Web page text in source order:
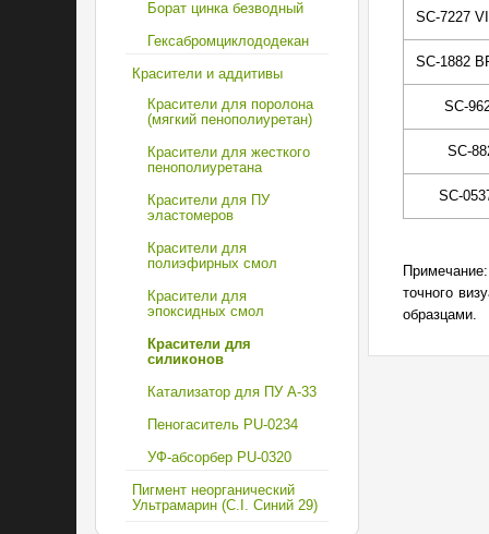
Борат цинка безводный
Гексабромциклододекан
Красители и аддитивы
Красители для поролона
(мягкий пенополиуретан)
Красители для жесткого
пенополиуретана
Красители для ПУ
эластомеров
Красители для
полиэфирных смол
Красители для
эпоксидных смол
Красители для
силиконов
Катализатор для ПУ A-33
Пеногаситель PU-0234
УФ-абсорбер PU-0320
Пигмент неорганический
Ультрамарин (C.I. Синий 29)
SC-7227
SC-1882
SC-
SC-
SC-
точного
образцами.